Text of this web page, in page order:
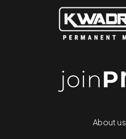
About us